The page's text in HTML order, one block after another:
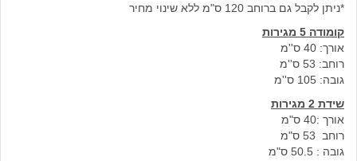
*ניתן לקבל גם ברוחב 120 ס"מ ללא שינוי מחיר
קומודה 5 מגירות
אורך: 40 ס''מ
רוחב: 53 ס''מ
גובה: 105 ס''מ
שידת 2 מגירות
אורך :40 ס"מ
רוחב 53 ס"מ
גובה : 50.5 ס"מ